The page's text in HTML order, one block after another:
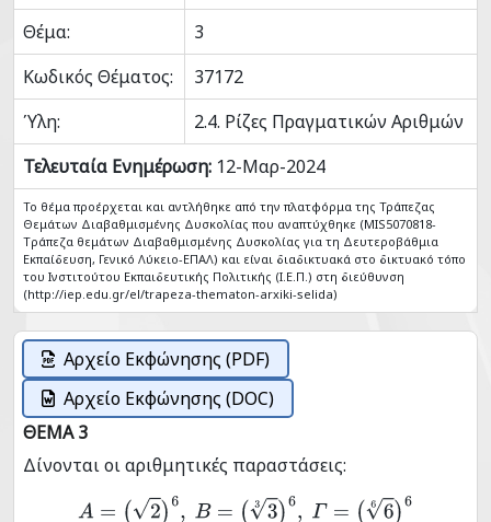
Θέμα:
3
Κωδικός Θέματος:
37172
Ύλη:
2.4. Ρίζες Πραγματικών Αριθμών
Τελευταία Ενημέρωση: 12-Μαρ-2024
Το θέμα προέρχεται και αντλήθηκε από την πλατφόρμα της Τράπεζας
Θεμάτων Διαβαθμισμένης Δυσκολίας που αναπτύχθηκε (MIS5070818-
Tράπεζα θεμάτων Διαβαθμισμένης Δυσκολίας για τη Δευτεροβάθμια
Εκπαίδευση, Γενικό Λύκειο-ΕΠΑΛ) και είναι διαδικτυακά στο δικτυακό τόπο
του Ινστιτούτου Εκπαιδευτικής Πολιτικής (Ι.Ε.Π.) στη διεύθυνση
(http://iep.edu.gr/el/trapeza-thematon-arxiki-selida)
Αρχείο Εκφώνησης (PDF)
Αρχείο Εκφώνησης (DOC)
ΘΕΜΑ 3
Δίνονται οι αριθμητικές παραστάσεις:
Α=(2 6,B= 33)6,Γ=( 66) 6